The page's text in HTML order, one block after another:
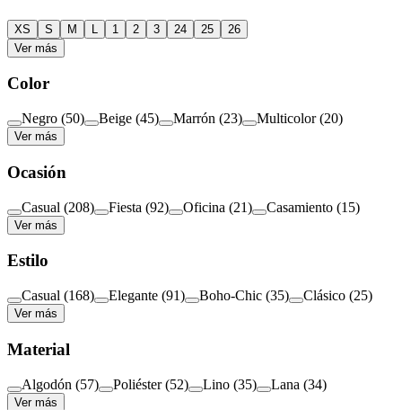
XS S M 1 2 3 24 25
26
Ver más
Color
Negro (50) Beige (45) Marrón (23) Multicolor (20)
Ver más
Ocasión
Casual (208) Fiesta (92) Oficina (21) Casamiento (15)
Ver más
Estilo
Casual (168) Elegante (91) Boho-Chic (35) Clásico (25)
Ver más
Material
Algodón (57) Poliéster (52) Lino (35) Lana (34)
Ver más